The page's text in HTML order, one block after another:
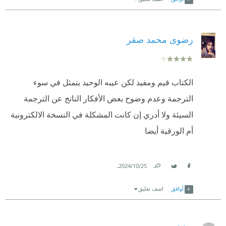
رضوى محمد صقر
الكتاب قيم ومفيد لكن عيبه الوحيد بتمثل في سوء
الترجمة وعدم وضوح بعض الأفكار الناتج عن الترجمة
السيئة ولا أدري إن كانت المشكلة في النسخة الالكترونية
أم الورقية أيضا
25‏/10‏/2024
.
أوافق اضف تعليق